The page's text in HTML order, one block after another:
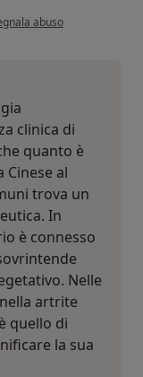
l'opinione dell'utente
abuso
clinica di
quanto è
Cinese al
trova un
In
è connesso
Nelle
artrite
quello di
la sua